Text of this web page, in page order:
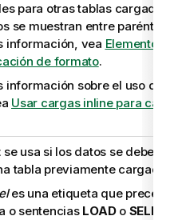
para otras tablas cargadas.
se muestran entre paréntesis.
información, vea Elementos de
de formato.
información sobre el uso de
Usar cargas inline para cargar
se usa si los datos se deben
tabla previamente cargada.
es una etiqueta que precede
o sentencias LOADo SELECT